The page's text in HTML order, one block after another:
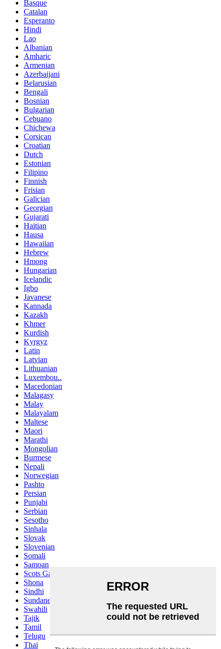
Basque
Catalan
Esperanto
Hindi
Lao
Albanian
Amharic
Armenian
Azerbaijani
Belarusian
Bengali
Bosnian
Bulgarian
Cebuano
Chichewa
Corsican
Croatian
Dutch
Estonian
Filipino
Finnish
Frisian
Galician
Georgian
Gujarati
Haitian
Hausa
Hawaiian
Hebrew
Hmong
Hungarian
Icelandic
Igbo
Javanese
Kannada
Kazakh
Khmer
Kurdish
Kyrgyz
Latin
Latvian
Lithuanian
Luxembou..
Macedonian
Malagasy
Malay
Malayalam
Maltese
Maori
Marathi
Mongolian
Burmese
Nepali
Norwegian
Pashto
Persian
Punjabi
Serbian
Sesotho
Sinhala
Slovak
Slovenian
Somali
Samoan
Scots Gaelic
Shona
Sindhi
Sundanese
Swahili
Tajik
Tamil
Telugu
Thai